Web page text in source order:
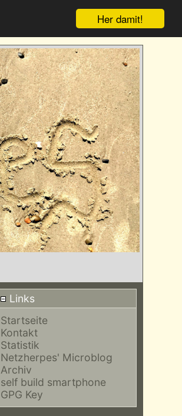
Her damit!
Links
Startseite
Kontakt
Statistik
Netzherpes' Microblog
Archiv
self build smartphone
GPG Key